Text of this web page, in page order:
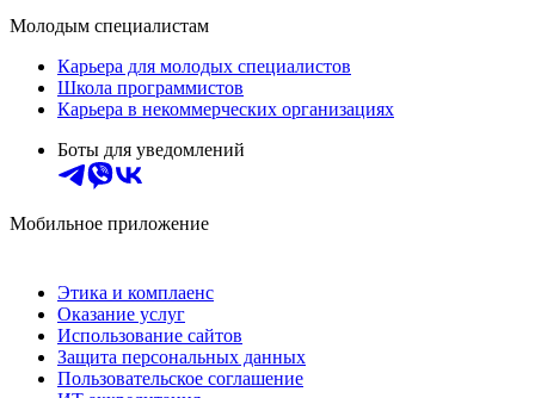
Молодым специалистам
Карьера для молодых специалистов
Школа программистов
Карьера в некоммерческих организациях
Боты для уведомлений
Мобильное приложение
Этика и комплаенс
Оказание услуг
Использование сайтов
Защита персональных данных
Пользовательское соглашение